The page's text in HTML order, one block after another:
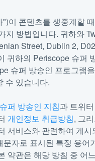
이 콘텐츠를 생중계할
방법입니다. 귀하와
Street, Dublin 2,
귀하의 Periscope 슈퍼
슈퍼 방송인 프로그램
수 있습니다.
슈퍼 방송인 지침과 트위
개인정보 취급방침, 그
서비스와 관련하여 게
자로 표시된 특정 용어
약관은 해당 방침 중 어